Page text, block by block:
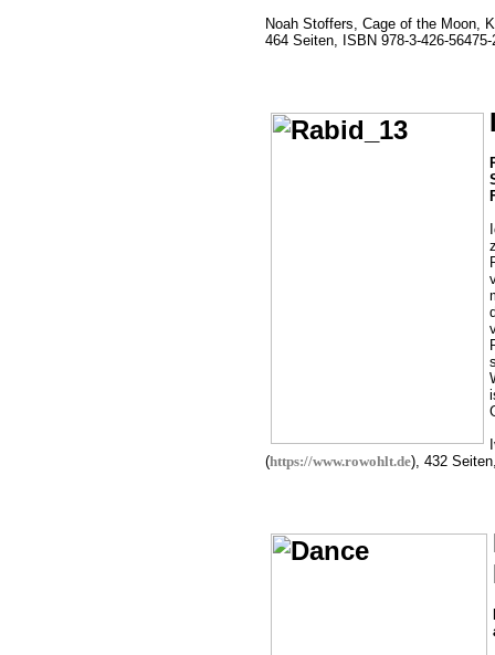
Noah Stoffers, Cage of the Moon,
464 Seiten, ISBN 978-3-426-
(https://www.rowohlt.de), 432